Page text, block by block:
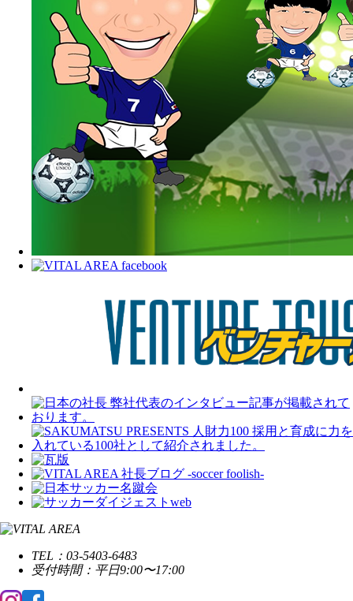
TEL：03-5403-6483
受付時間：平日9:00〜17:00